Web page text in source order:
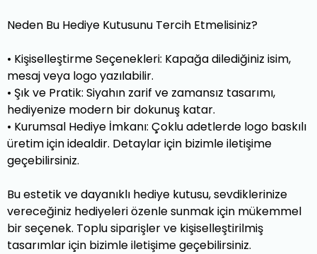
Neden Bu Hediye Kutusunu Tercih Etmelisiniz?
• Kişiselleştirme Seçenekleri: Kapağa dilediğiniz isim,
mesaj veya logo yazılabilir.
• Şık ve Pratik: Siyahın zarif ve zamansız tasarımı,
hediyenize modern bir dokunuş katar.
• Kurumsal Hediye İmkanı: Çoklu adetlerde logo baskılı
üretim için idealdir. Detaylar için bizimle iletişime
geçebilirsiniz.
Bu estetik ve dayanıklı hediye kutusu, sevdiklerinize
vereceğiniz hediyeleri özenle sunmak için mükemmel
bir seçenek. Toplu siparişler ve kişiselleştirilmiş
tasarımlar için bizimle iletişime geçebilirsiniz.